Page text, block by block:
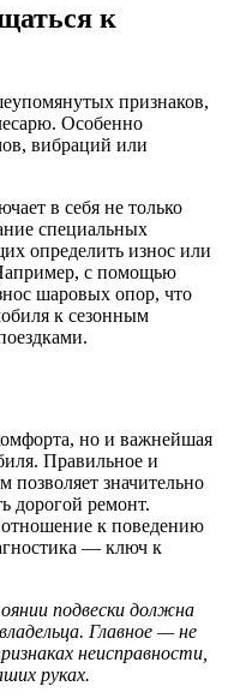
к
признаков,
Особенно
вибраций или
в себя не только
специальных
определить износ или
с помощью
шаровых опор, что
к сезонным
но и важнейшая
Правильное и
позволяет значительно
дорогой ремонт.
к поведению
— ключ к
подвески должна
Главное — не
неисправности,
руках.